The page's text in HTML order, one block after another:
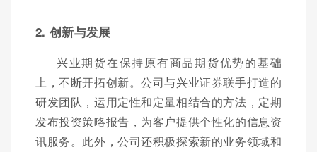
2. 创新与发展
兴业期货在保持原有商品期货优势的基础
上，不断开拓创新。公司与兴业证券联手打造的
研发团队，运用定性和定量相结合的方法，定期
发布投资策略报告，为客户提供个性化的信息资
讯服务。此外，公司还积极探索新的业务领域和